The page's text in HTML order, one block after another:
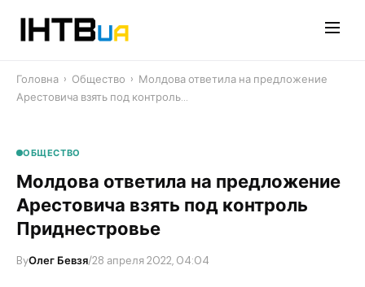
Головна › Общество › Молдова ответила на предложение
Арестовича взять под контроль…
ОБЩЕСТВО
Молдова ответила на предложение
Арестовича взять под контроль
Приднестровье
ByОлег Бевзя/28 апреля 2022, 04:04